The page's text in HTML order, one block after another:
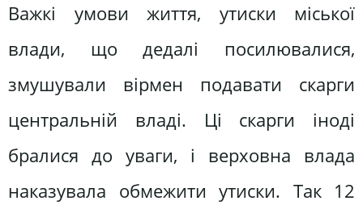
Важкі умови життя, утиски міської
влади, що дедалі посилювалися,
змушували вірмен подавати скарги
центральній владі. Ці скарги іноді
бралися до уваги, і верховна влада
наказувала обмежити утиски. Так 12